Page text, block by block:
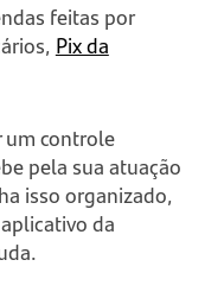
feitas por
Pix da
um controle
pela sua atuação
isso organizado,
da